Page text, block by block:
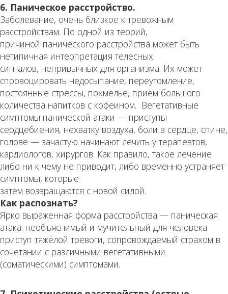
6. Паническое расстройство.
Заболевание, очень близкое к тревожным
расстройствам. По одной из теорий,
причиной панического расстройства может быть
нетипичная интерпретация телесных
сигналов, непривычных для организма. Их может
спровоцировать недосыпание, переутомление,
постоянные стрессы, похмелье, приём большого
количества напитков с кофеином. Вегетативные
симптомы панической атаки — приступы
сердцебиения, нехватку воздуха, боли в сердце, спине,
голове — зачастую начинают лечить у терапевтов,
кардиологов, хирургов. Как правило, такое лечение
либо ни к чему не приводит, либо временно устраняет
симптомы, которые
затем возвращаются с новой силой.
Как распознать?
Ярко выраженная форма расстройства — паническая
атака: необъяснимый и мучительный для человека
приступ тяжёлой тревоги, сопровождаемый страхом в
сочетании с различными вегетативными
(соматическими) симптомами.